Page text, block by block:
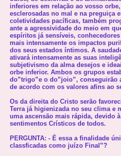
inferiores em relação ao vosso
esclerosadas no mal e na preguiça
coletividades pacíficas, também
ante a agressividade do meio em
espíritos já sensíveis,
mais intensamente os impactos
dos seus estados íntimos. A
ativará intensamente as suas
subjetivismo da alma desejos e
orbe inferior. Ambos os grupos
do”trigo”e o do”joio”, conseguirão
de acordo com os valores afins ao
Os da direita do Cristo serão
Terra já higienizada no seu clima e
uma ascensão mais rápida, devido
sentimentos Crísticos de todos.
PERGUNTA: - É essa a finalidade
classficadas como juízo Final”?